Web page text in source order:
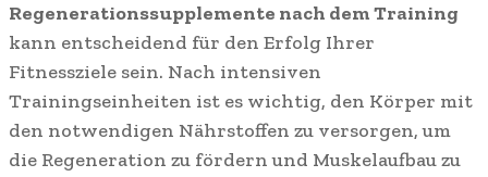
Regenerationssupplemente nach dem Training
kann entscheidend für den Erfolg Ihrer
Fitnessziele sein. Nach intensiven
Trainingseinheiten ist es wichtig, den Körper mit
den notwendigen Nährstoffen zu versorgen, um
die Regeneration zu fördern und Muskelaufbau zu